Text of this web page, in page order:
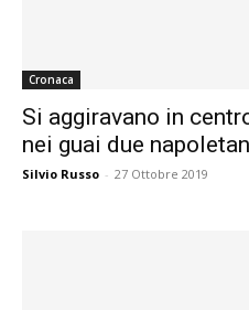
Cronaca
Si aggiravano in
nei guai due
Silvio Russo - 27 Ottobre 2019